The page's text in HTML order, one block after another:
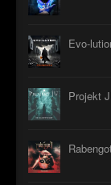
Evo-
Projekt